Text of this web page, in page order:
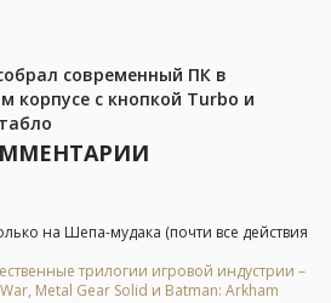
современный ПК в
корпусе с кнопкой Turbo и
на Шепа-мудака (почти все действия
трилогии игровой индустрии –
Metal Gear Solid и Batman: Arkham